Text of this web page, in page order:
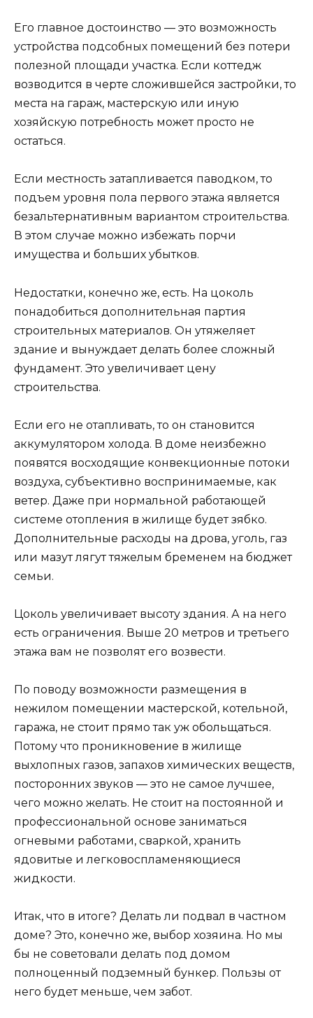
Его главное достоинство — это возможность
устройства подсобных помещений без потери
полезной площади участка. Если коттедж
возводится в черте сложившейся застройки, то
места на гараж, мастерскую или иную
хозяйскую потребность может просто не
остаться.
Если местность затапливается паводком, то
подъем уровня пола первого этажа является
безальтернативным вариантом строительства.
В этом случае можно избежать порчи
имущества и больших убытков.
Недостатки, конечно же, есть. На цоколь
понадобиться дополнительная партия
строительных материалов. Он утяжеляет
здание и вынуждает делать более сложный
фундамент. Это увеличивает цену
строительства.
Если его не отапливать, то он становится
аккумулятором холода. В доме неизбежно
появятся восходящие конвекционные потоки
воздуха, субъективно воспринимаемые, как
ветер. Даже при нормальной работающей
системе отопления в жилище будет зябко.
Дополнительные расходы на дрова, уголь, газ
или мазут лягут тяжелым бременем на бюджет
семьи.
Цоколь увеличивает высоту здания. А на него
есть ограничения. Выше 20 метров и третьего
этажа вам не позволят его возвести.
По поводу возможности размещения в
нежилом помещении мастерской, котельной,
гаража, не стоит прямо так уж обольщаться.
Потому что проникновение в жилище
выхлопных газов, запахов химических веществ,
посторонних звуков — это не самое лучшее,
чего можно желать. Не стоит на постоянной и
профессиональной основе заниматься
огневыми работами, сваркой, хранить
ядовитые и легковоспламеняющиеся
жидкости.
Итак, что в итоге? Делать ли подвал в частном
доме? Это, конечно же, выбор хозяина. Но мы
бы не советовали делать под домом
полноценный подземный бункер. Пользы от
него будет меньше, чем забот.